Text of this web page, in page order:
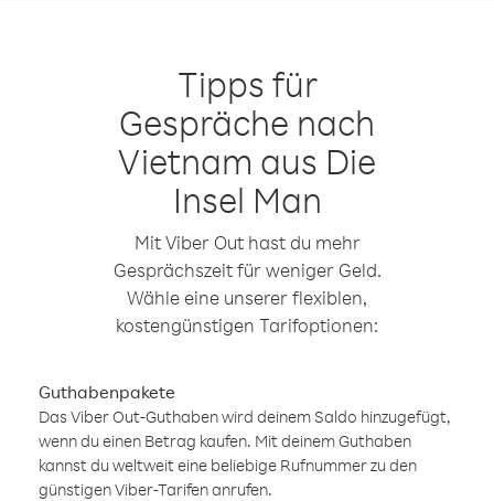
Tipps für
Gespräche nach
Vietnam aus Die
Insel Man
Mit Viber Out hast du mehr
Gesprächszeit für weniger Geld.
Wähle eine unserer flexiblen,
kostengünstigen Tarifoptionen:
Guthabenpakete
Das Viber Out-Guthaben wird deinem Saldo hinzugefügt,
wenn du einen Betrag kaufen. Mit deinem Guthaben
kannst du weltweit eine beliebige Rufnummer zu den
günstigen Viber-Tarifen anrufen.